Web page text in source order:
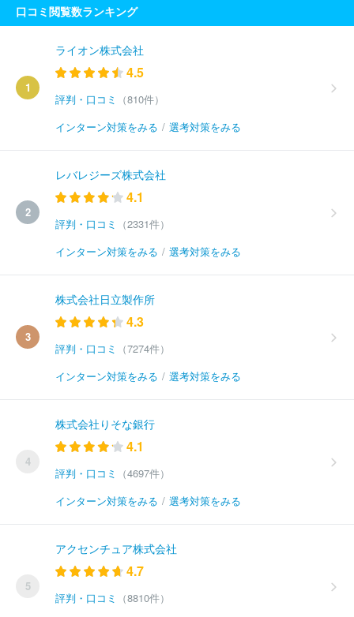
口コミ閲覧数ランキング
1
ライオン株式会社
4.5
評判・口コミ
（810件）
インターン対策をみる / 選考対策をみる
2
レバレジーズ株式会社
4.1
評判・口コミ
（2331件）
インターン対策をみる / 選考対策をみる
3
株式会社日立製作所
4.3
評判・口コミ
（7274件）
インターン対策をみる / 選考対策をみる
4
株式会社りそな銀行
4.1
評判・口コミ
（4697件）
インターン対策をみる / 選考対策をみる
5
アクセンチュア株式会社
4.7
評判・口コミ
（8810件）